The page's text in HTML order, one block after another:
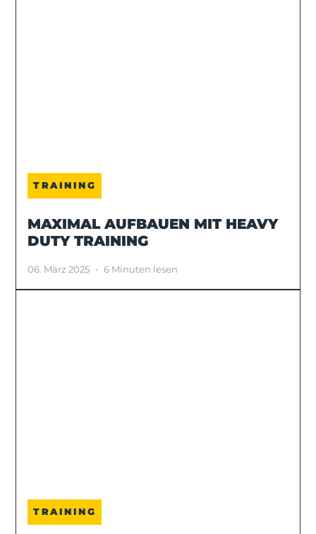
TRAINING
MAXIMAL AUFBAUEN MIT HEAVY
DUTY TRAINING
06. März 2025 • 6 Minuten lesen
TRAINING